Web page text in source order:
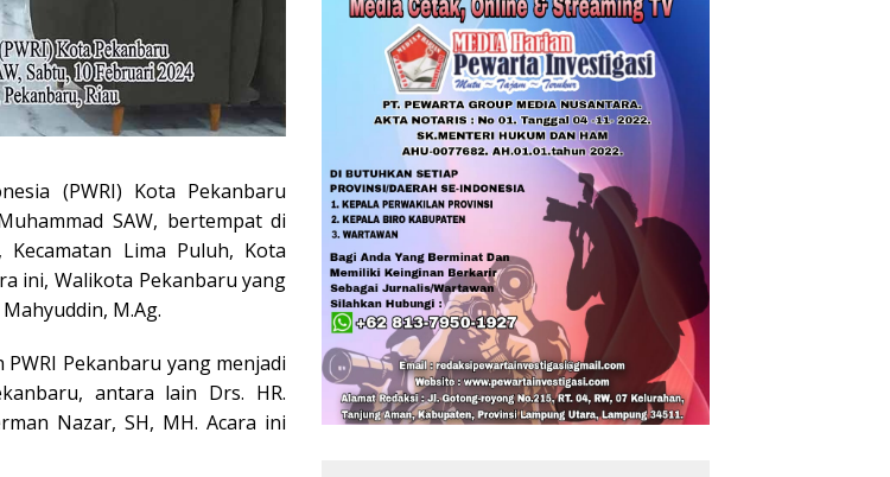
(PWRI) Kota Pekanbaru
SAW, bertempat di
Lima Puluh, Kota
ini, Walikota Pekanbaru yang
M.Ag.
Pekanbaru yang menjadi
antara lain Drs. HR.
Nazar, SH, MH. Acara ini